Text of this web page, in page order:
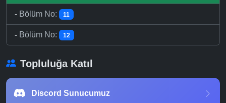
- Bölüm No: 11
- Bölüm No: 12
Topluluğa Katıl
Discord Sunucumuz